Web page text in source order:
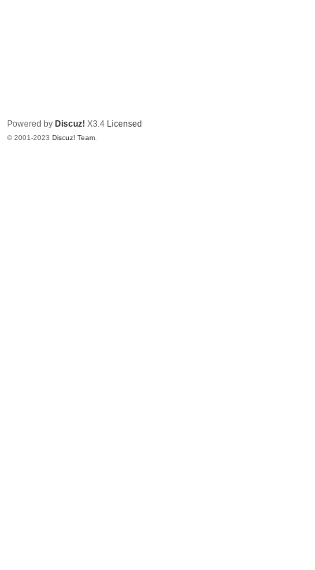
Powered by Discuz! X3.4 Licensed
© 2001-2023 Discuz! Team